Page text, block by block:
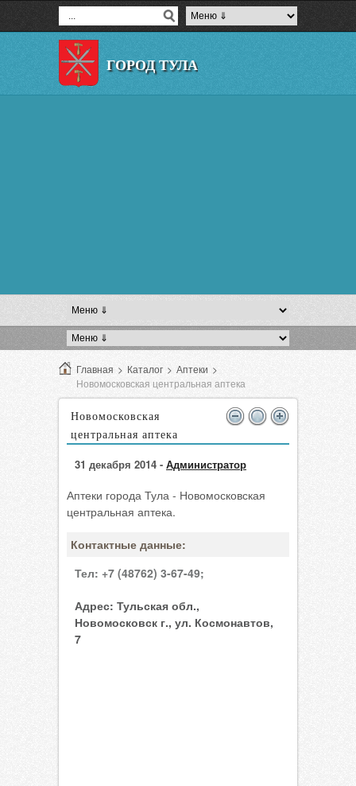
ГОРОД ТУЛА
Главная > Каталог > Аптеки >
Новомосковская центральная аптека
Новомосковская
центральная аптека
31 декабря 2014 - Администратор
Аптеки города Тула - Новомосковская
центральная аптека.
Контактные данные:
Тел: +7 (48762) 3-67-49;
Адрес: Тульская обл.,
Новомосковск г., ул. Космонавтов,
7